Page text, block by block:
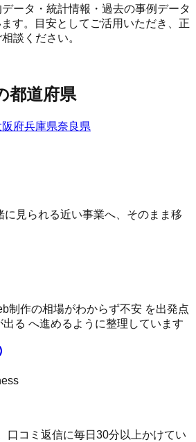
ータ・統計情報・過去の事例データ
す。目安としてご活用いただき、正
談ください。
都道府県
阪府兵庫県奈良県
見られる近い事業へ、そのまま移
制作の相場がわからず不安 を出発点
る へ進めるように整理しています
口コミ返信に毎日30分以上かけてい